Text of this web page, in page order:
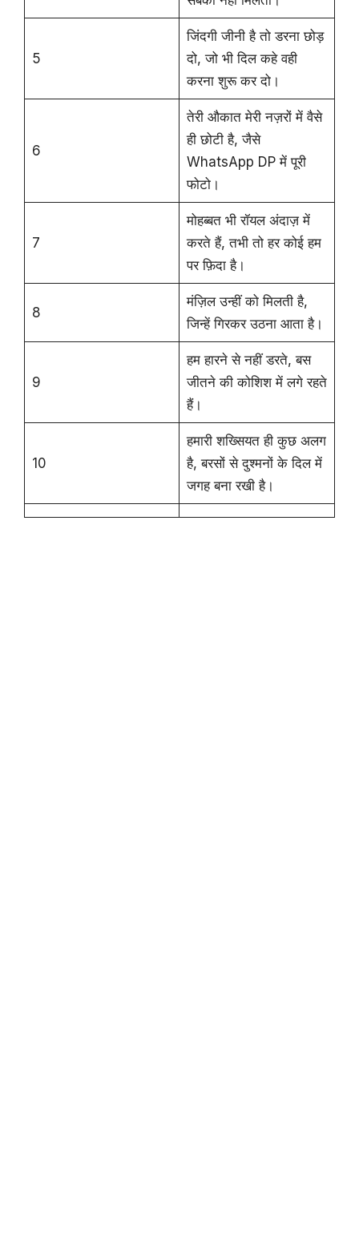
5
जिंदगी जीनी है तो डरना छोड़
दो, जो भी दिल कहे वही
करना शुरू कर दो।
6
तेरी औकात मेरी नज़रों में वैसे
ही छोटी है, जैसे
WhatsApp DP में पूरी
फोटो।
7
मोहब्बत भी रॉयल अंदाज़ में
करते हैं, तभी तो हर कोई हम
पर फ़िदा है।
8
मंज़िल उन्हीं को मिलती है,
जिन्हें गिरकर उठना आता है।
9
हम हारने से नहीं डरते, बस
जीतने की कोशिश में लगे रहते
हैं।
10
हमारी शख्सियत ही कुछ अलग
है, बरसों से दुश्मनों के दिल में
जगह बना रखी है।